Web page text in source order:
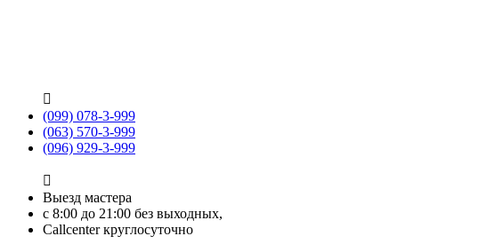

(099) 078-3-999
(063) 570-3-999
(096) 929-3-999

Выезд мастера
с 8:00 до 21:00 без выходных,
Callcenter круглосуточно